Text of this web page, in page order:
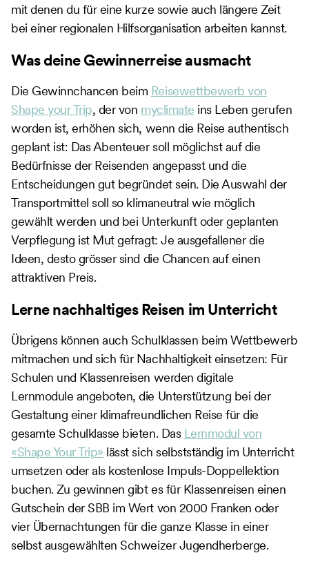
mit denen du für eine kurze sowie auch längere Zeit
bei einer regionalen Hilfsorganisation arbeiten kannst.
Was deine Gewinnerreise ausmacht
Die Gewinnchancen beim Reisewettbewerb von
Shape your Trip, der von myclimate ins Leben gerufen
worden ist, erhöhen sich, wenn die Reise authentisch
geplant ist: Das Abenteuer soll möglichst auf die
Bedürfnisse der Reisenden angepasst und die
Entscheidungen gut begründet sein. Die Auswahl der
Transportmittel soll so klimaneutral wie möglich
gewählt werden und bei Unterkunft oder geplanten
Verpflegung ist Mut gefragt: Je ausgefallener die
Ideen, desto grösser sind die Chancen auf einen
attraktiven Preis.
Lerne nachhaltiges Reisen im Unterricht
Übrigens können auch Schulklassen beim Wettbewerb
mitmachen und sich für Nachhaltigkeit einsetzen: Für
Schulen und Klassenreisen werden digitale
Lernmodule angeboten, die Unterstützung bei der
Gestaltung einer klimafreundlichen Reise für die
gesamte Schulklasse bieten. Das Lernmodul von
«Shape Your Trip» lässt sich selbstständig im Unterricht
umsetzen oder als kostenlose Impuls-Doppellektion
buchen. Zu gewinnen gibt es für Klassenreisen einen
Gutschein der SBB im Wert von 2000 Franken oder
vier Übernachtungen für die ganze Klasse in einer
selbst ausgewählten Schweizer Jugendherberge.